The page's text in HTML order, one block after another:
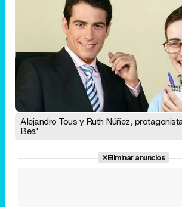
Alejandro Tous y Ruth Núñez,
Bea'
Eliminar anuncios